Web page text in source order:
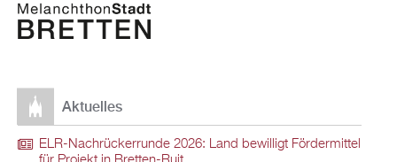
Aktuelles
ELR-Nachrückerrunde 2026: Land bewilligt Fördermittel